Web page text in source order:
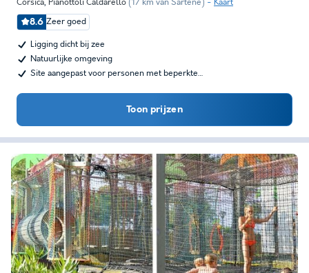
Corsica, Pianottoli Caldarello (17 km van Sartene) Kaart
8.6 Zeer goed
Ligging dicht bij zee
Natuurlijke omgeving
Site aangepast voor personen met beperkte…
Toon prijzen